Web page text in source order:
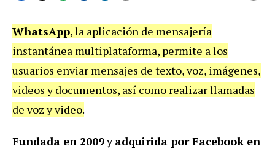
WhatsApp, la aplicación de mensajería
instantánea multiplataforma, permite a los
usuarios enviar mensajes de texto, voz, imágenes,
videos y documentos, así como realizar llamadas
de voz y video.
Fundada en 2009yadquirida por Facebook en